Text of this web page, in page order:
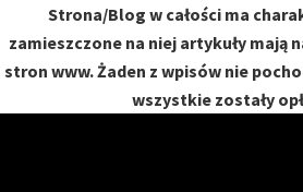
Strona/Blog w całości ma
zamieszczone na niej artykuły mają
stron www. Żaden z wpisów nie
wszystkie zostały